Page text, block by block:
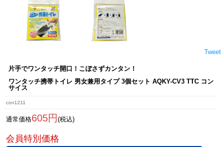
Tweet
片手でワンタッチ開口！こぼさずカンタン！
ワンタッチ携帯トイレ 男女兼用タイプ 3個セット AQKY-CV3 TTC コン
サイス
con1211
通常価格605円 (税込)